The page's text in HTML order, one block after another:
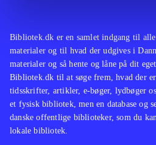
Bibliotek.dk er en samlet indgang til
materialer og til hvad der udgives i
materialer og så hente og låne på dit
Bibliotek.dk til at søge frem, hvad der
tidsskrifter, artikler, e-bøger, lydbøger
et fysisk bibliotek, men en database og
danske offentlige biblioteker, som du
lokale bibliotek.